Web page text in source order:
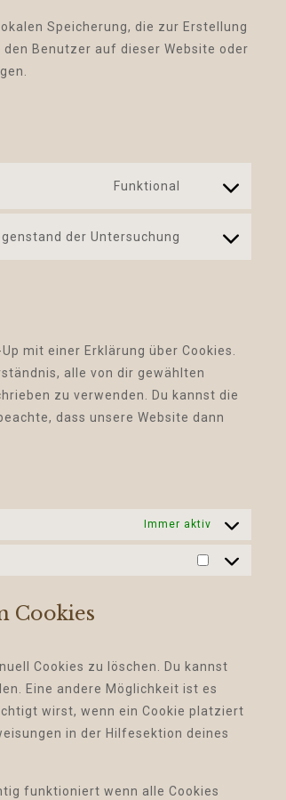
Speicherung, die zur Erstellung
Benutzer auf dieser Website oder
Funktional
Consent
service
der Untersuchung
Consent
mit einer Erklärung über Cookies.
alle von dir gewählten
zu verwenden. Du kannst die
dass unsere Website dann
Immer aktiv
Statistiken
Cookies
Cookies zu löschen. Du kannst
Eine andere Möglichkeit ist es
wirst, wenn ein Cookie platziert
in der Hilfesektion deines
funktioniert wenn alle Cookies